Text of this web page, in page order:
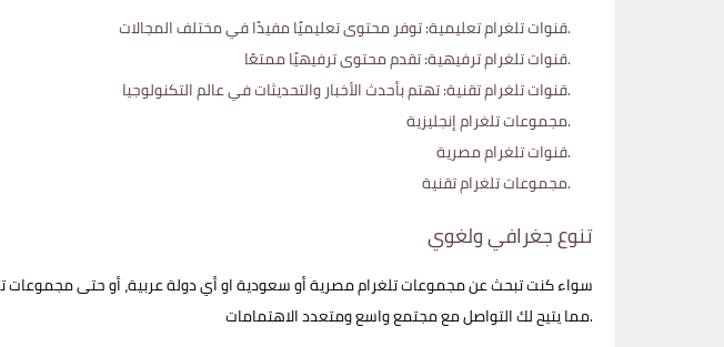
قنوات تلغرام تعليمية: توفر محتوى تعليميًا مفيدًا في مختلف المجالات.
قنوات تلغرام ترفيهية: تقدم محتوى ترفيهيًا ممتعًا.
قنوات تلغرام تقنية: تهتم بأحدث الأخبار والتحديثات في عالم التكنولوجيا.
مجموعات تلغرام إنجليزية.
قنوات تلغرام مصرية.
مجموعات تلغرام تقنية.
تنوع جغرافي ولغوي
سواء كنت تبحث عن مجموعات تلغرام مصرية أو سعودية او أي دولة عربية، أو حتى مجموعات
مما يتيح لك التواصل مع مجتمع واسع ومتعدد الاهتمامات.